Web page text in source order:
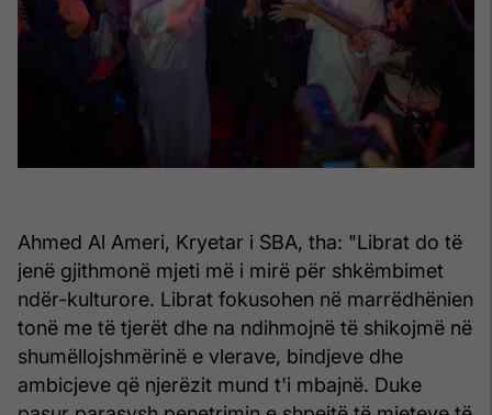
Ahmed Al Ameri, Kryetar i SBA, tha: "Librat do të
jenë gjithmonë mjeti më i mirë për shkëmbimet
ndër-kulturore. Librat fokusohen në marrëdhënien
tonë me të tjerët dhe na ndihmojnë të shikojmë në
shumëllojshmërinë e vlerave, bindjeve dhe
ambicjeve që njerëzit mund t'i mbajnë. Duke